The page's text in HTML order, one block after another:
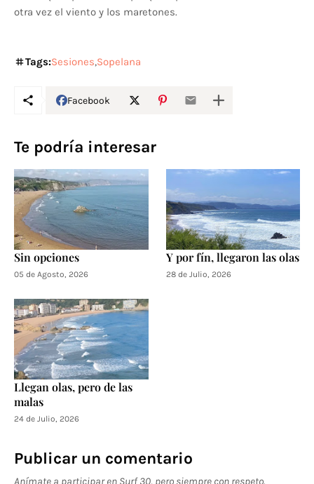
otra vez el viento y los maretones.
Tags:Sesiones Sopelana
Facebook
Te podría interesar
Sin opciones
05 de Agosto, 2026
Y por fín, llegaron las olas
28 de Julio, 2026
Llegan olas, pero de las
malas
24 de Julio, 2026
Publicar un comentario
Anímate a participar en Surf 30, pero siempre con respeto.